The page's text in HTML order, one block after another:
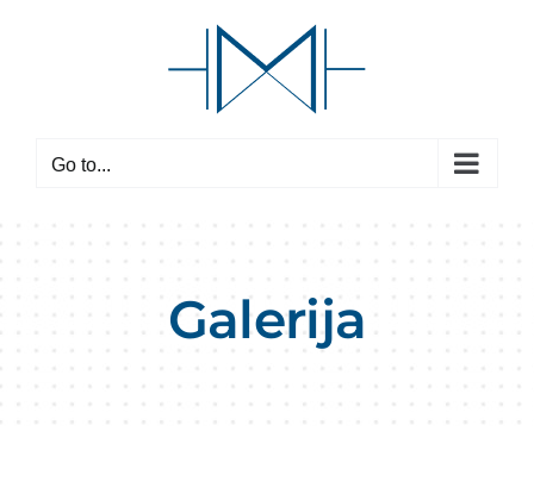
Go to...
Galerija